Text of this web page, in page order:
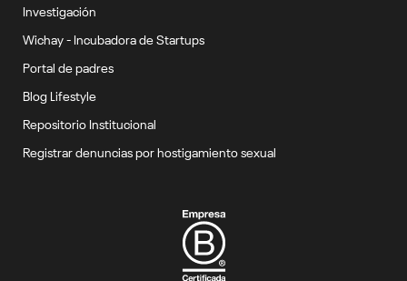
Investigación
Wichay - Incubadora de Startups
Portal de padres
Blog Lifestyle
Repositorio Institucional
Registrar denuncias por hostigamiento sexual